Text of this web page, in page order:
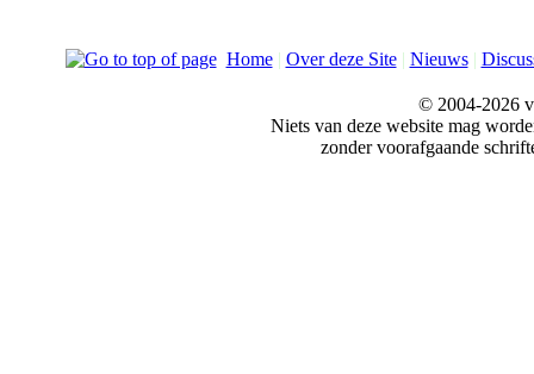
Home| Over deze Site| Nieuws|
© 2004-2026
Niets van deze website mag
zonder voorafgaande